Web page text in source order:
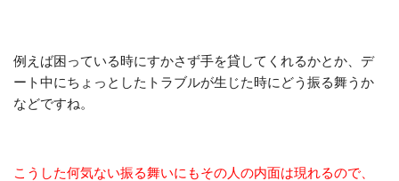
例えば困っている時にすかさず手を貸してくれるかとか、デ
ート中にちょっとしたトラブルが生じた時にどう振る舞うか
などですね。
こうした何気ない振る舞いにもその人の内面は現れるので、